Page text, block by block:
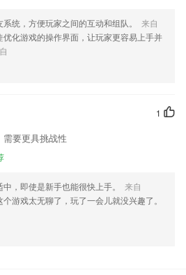
系统，方便玩家之间的互动和组队。
来自
优化游戏的操作界面，让玩家更容易上手并
1
要更具挑战性
中，即使是新手也能很快上手。
来自
个游戏太无聊了，玩了一会儿就没兴趣了。